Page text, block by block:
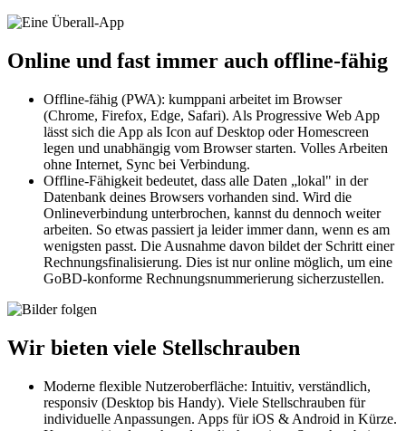
Online und fast immer auch offline-fähig
Offline-fähig (PWA): kumppani arbeitet im Browser
(Chrome, Firefox, Edge, Safari). Als Progressive Web App
lässt sich die App als Icon auf Desktop oder Homescreen
legen und unabhängig vom Browser starten. Volles Arbeiten
ohne Internet, Sync bei Verbindung.
Offline-Fähigkeit bedeutet, dass alle Daten „lokal" in der
Datenbank deines Browsers vorhanden sind. Wird die
Onlineverbindung unterbrochen, kannst du dennoch weiter
arbeiten. So etwas passiert ja leider immer dann, wenn es am
wenigsten passt. Die Ausnahme davon bildet der Schritt einer
Rechnungsfinalisierung. Dies ist nur online möglich, um eine
GoBD-konforme Rechnungsnummerierung sicherzustellen.
Wir bieten viele Stellschrauben
Moderne flexible Nutzeroberfläche: Intuitiv, verständlich,
responsiv (Desktop bis Handy). Viele Stellschrauben für
individuelle Anpassungen. Apps für iOS & Android in Kürze.